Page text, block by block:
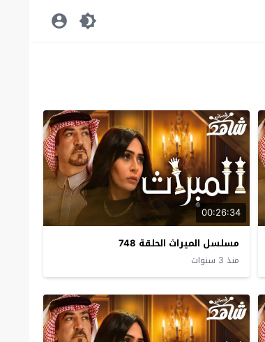
00:26:34
مسلسل الميراث الحلقة 748
منذ 3 سنوات